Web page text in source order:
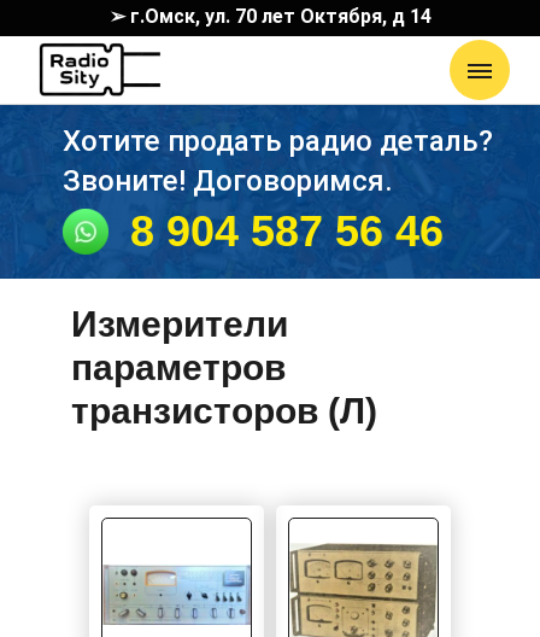
➢ г.Омск, ул. 70 лет Октября, д 14
Хотите продать радио деталь?
Звоните! Договоримся.
8 904 587 56 46
Измерители
параметров
транзисторов (Л)